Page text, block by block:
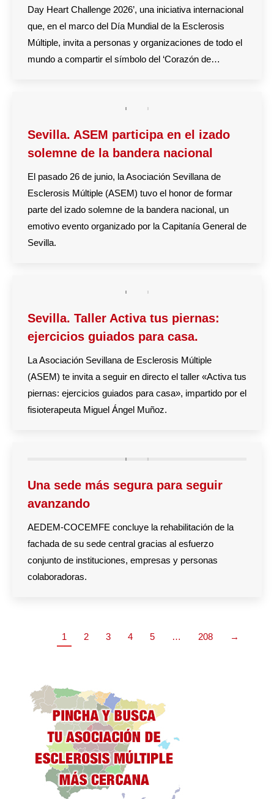
Day Heart Challenge 2026’, una iniciativa internacional
que, en el marco del Día Mundial de la Esclerosis
Múltiple, invita a personas y organizaciones de todo el
mundo a compartir el símbolo del ‘Corazón de…
Sevilla. ASEM participa en el izado
solemne de la bandera nacional
El pasado 26 de junio, la Asociación Sevillana de
Esclerosis Múltiple (ASEM) tuvo el honor de formar
parte del izado solemne de la bandera nacional, un
emotivo evento organizado por la Capitanía General de
Sevilla.
Sevilla. Taller Activa tus piernas:
ejercicios guiados para casa.
La Asociación Sevillana de Esclerosis Múltiple
(ASEM) te invita a seguir en directo el taller «Activa tus
piernas: ejercicios guiados para casa», impartido por el
fisioterapeuta Miguel Ángel Muñoz.
Una sede más segura para seguir
avanzando
AEDEM-COCEMFE concluye la rehabilitación de la
fachada de su sede central gracias al esfuerzo
conjunto de instituciones, empresas y personas
colaboradoras.
1 2 3 4 5 … 208 →